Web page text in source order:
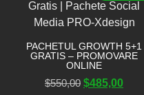
PACHETUL GROWTH 5+1
GRATIS – PROMOVARE
ONLINE
$550,00 $485,00